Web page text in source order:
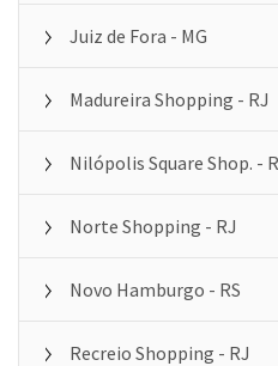
Juiz de Fora - MG
Madureira Shopping - RJ
Nilópolis Square Shop. -
Norte Shopping - RJ
Novo Hamburgo - RS
Recreio Shopping - RJ